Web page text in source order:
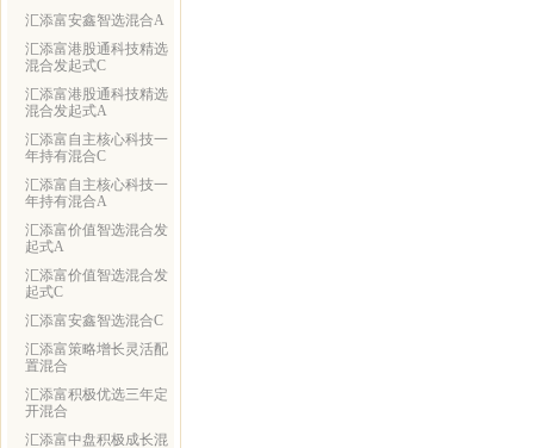
汇添富安鑫智选混合A
汇添富港股通科技精选
混合发起式C
汇添富港股通科技精选
混合发起式A
汇添富自主核心科技一
年持有混合C
汇添富自主核心科技一
年持有混合A
汇添富价值智选混合发
起式A
汇添富价值智选混合发
起式C
汇添富安鑫智选混合C
汇添富策略增长灵活配
置混合
汇添富积极优选三年定
开混合
汇添富中盘积极成长混